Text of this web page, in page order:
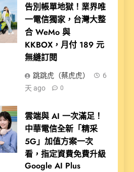
告別帳單地獄！業界唯
一電信獨家，台灣大整
合 WeMo 與
KKBOX，月付 189 元
無縫訂閱
跳跳虎（蔡虎虎）
6
天 ago
0
雲端與 AI 一次滿足！
中華電信全新「精采
5G」加值方案一次
看，指定資費免費升級
Google AI Plus